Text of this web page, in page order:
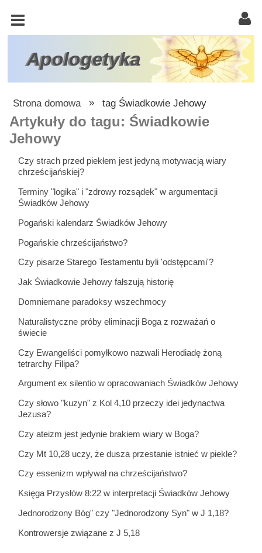
Apologetyka
KOŚCIÓŁ
KATOLICKI
TRÓJCA
ŚWIĘTA
ATEIZM
ŚWIADKOWIE
JEHOWY
OBRONIE
INNE
Strona domowa » tag Świadkowie Jehowy
Artykuły do tagu: Świadkowie
Jehowy
Czy strach przed piekłem jest jedyną motywacją wiary
chrześcijańskiej?
Terminy "logika" i "zdrowy rozsądek" w argumentacji
Świadków Jehowy
Pogański kalendarz Świadków Jehowy
Pogańskie chrześcijaństwo?
Czy pisarze Starego Testamentu byli 'odstępcami'?
Jak Świadkowie Jehowy fałszują historię
Domniemane paradoksy wszechmocy
Naturalistyczne próby eliminacji Boga z rozważań o
świecie
Czy Ewangeliści pomyłkowo nazwali Herodiadę żoną
tetrarchy Filipa?
Argument ex silentio w opracowaniach Świadków Jehowy
Czy słowo "kuzyn" z Kol 4,10 przeczy idei jedynactwa
Jezusa?
Czy ateizm jest jedynie brakiem wiary w Boga?
Czy Mt 10,28 uczy, że dusza przestanie istnieć w piekle?
Czy essenizm wpływał na chrześcijaństwo?
Księga Przysłów 8:22 w interpretacji Świadków Jehowy
Jednorodzony Bóg" czy "Jednorodzony Syn" w J 1,18?
Kontrowersje związane z J 5,18